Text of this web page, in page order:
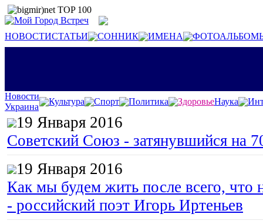
НОВОСТИСТАТЬИ СОННИК ИМЕНА
Новости
Украина
Культура Спорт Политика ЗдоровьеНаука
19 Января 2016
Советский Союз - затянувшийся на
19 Января 2016
Как мы будем жить после всего, что
- российский поэт Игорь Иртеньев